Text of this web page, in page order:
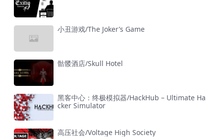
小丑游戏/The Joker’s Game
骷髅酒店/Skull Hotel
黑客中心：终极模拟器/HackHub – Ultimate Ha
cker Simulator
高压社会/Voltage High Society